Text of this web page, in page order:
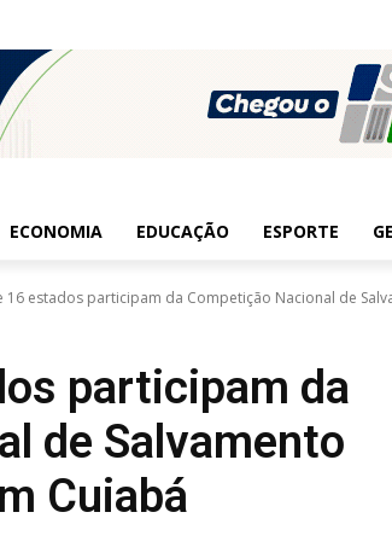
ECONOMIA EDUCAÇÃO ESPORTE
16 estados participam da Competição Nacional de
participam da
de Salvamento
Cuiabá